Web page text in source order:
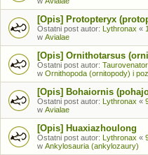
[Opis] Protopteryx
Ostatni post autor: Lythronax «
w Avialae
[Opis] Ornithotarsus
Ostatni post autor: Taurovenator
w Ornithopoda (ornitopody) i
[Opis] Bohaiornis
Ostatni post autor: Lythronax «
w Avialae
[Opis] Huaxiazhoulong
Ostatni post autor: Lythronax «
w Ankylosauria (ankylozaury)